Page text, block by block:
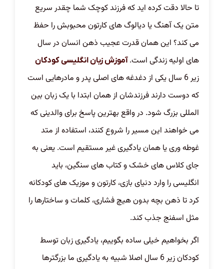
تا حالا دقت کرده اید که فرزند کوچک شما چقدر سریع
متن یک آهنگ یا دیالوگ های کارتون محبوبش را حفظ
می کند؟ این همان قدرت عجیب ذهن انسان در سال
های اولیه زندگی است.آموزش زبان انگلیسی کودکان
زیر 6 سال یکی از دغدغه های اصلی پدر و مادرهایی است
که دوست دارند فرزندشان از همان ابتدا با یک زبان بین
المللی بزرگ شود. در واقع بهترین پاسخ برای والدینی که
می خواهند این مسیر را شروع کنند، استفاده از متد
غوطه وری یا همان یادگیری غیر مستقیم است. یعنی به
جای کلاس های خشک و کتاب های سنگین، باید
انگلیسی را وارد دنیای بازی، کارتون و موزیک های کودکانه
کرد تا ذهن بچه بدون هیچ فشاری، کلمات و ساختارها را
مثل اسفنج جذب کند.
اگر بخواهیم خیلی ساده بگوییم، یادگیری زبان توسط
کودکان زیر 6 سال اصلا شبیه به یادگیری ما بزرگترها